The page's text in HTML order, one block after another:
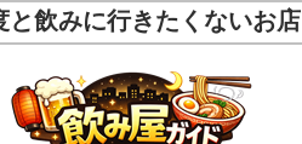
と飲みに行きたくないお店